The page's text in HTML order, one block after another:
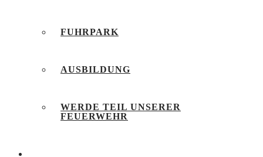
FUHRPARK
AUSBILDUNG
WERDE TEIL UNSERER
FEUERWEHR